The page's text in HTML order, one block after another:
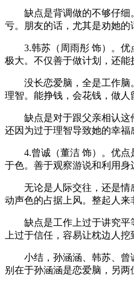
缺点是背调做的不够仔细
亏。朋友的话，尤其是劝她的
3.韩苏（周雨彤 饰）。优
极大。不仅善于做计划，还能
没长恋爱脑，全是工作脑
理智。能挣钱，会花钱，做人
缺点是对于跟父亲相认这
还因为过于理智导致她的幸福
4.曾诚（董洁 饰）。优点
于色。善于观察游说和利用身
无论是人际交往，还是情
动声色的占据上风。整起人来
缺点是工作上过于讲究平
上过于信任，容易让枕边人挖
小结，孙涵涵、韩苏、曾
别在于孙涵涵是恋爱脑，另两